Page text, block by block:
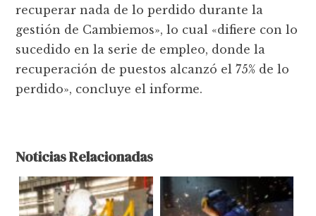
recuperar nada de lo perdido durante la
gestión de Cambiemos», lo cual «difiere con lo
sucedido en la serie de empleo, donde la
recuperación de puestos alcanzó el 75% de lo
perdido», concluye el informe.
Noticias Relacionadas